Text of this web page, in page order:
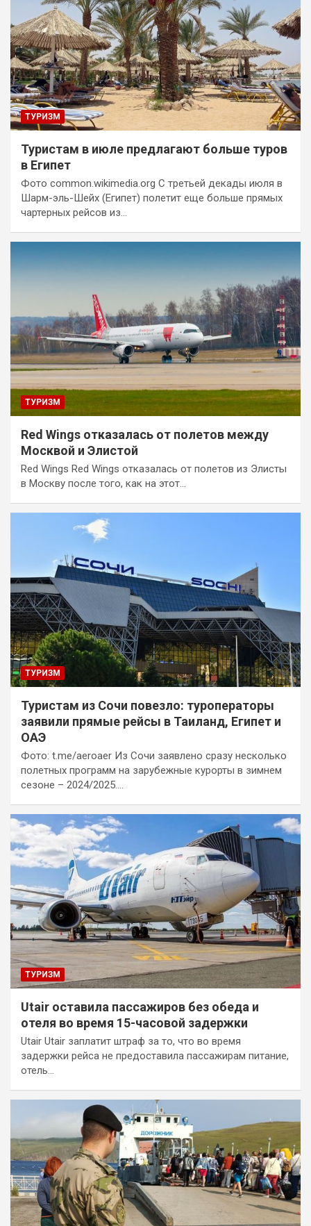
ТУРИЗМ
Туристам в июле предлагают больше туров
в Египет
Фото common.wikimedia.org С третьей декады июля в
Шарм-эль-Шейх (Египет) полетит еще больше прямых
чартерных рейсов из…
ТУРИЗМ
Red Wings отказалась от полетов между
Москвой и Элистой
Red Wings Red Wings отказалась от полетов из Элисты
в Москву после того, как на этот…
ТУРИЗМ
Туристам из Сочи повезло: туроператоры
заявили прямые рейсы в Таиланд, Египет и
ОАЭ
Фото: t.me/aeroaer Из Сочи заявлено сразу несколько
полетных программ на зарубежные курорты в зимнем
сезоне – 2024/2025.…
ТУРИЗМ
Utair оставила пассажиров без обеда и
отеля во время 15-часовой задержки
Utair Utair заплатит штраф за то, что во время
задержки рейса не предоставила пассажирам питание,
отель…